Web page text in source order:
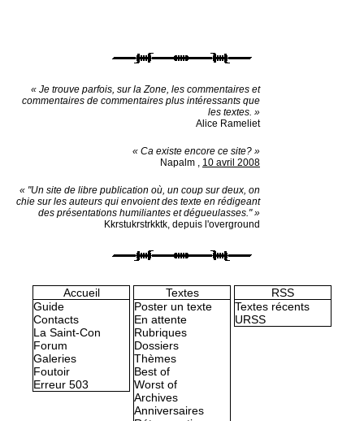
« Je trouve parfois, sur la Zone, les commentaires et
commentaires de commentaires plus intéressants que
les textes. »
Alice Rameliet
« Ca existe encore ce site? »
Napalm , 10 avril 2008
« "Un site de libre publication où, un coup sur deux, on
chie sur les auteurs qui envoient des texte en rédigeant
des présentations humiliantes et dégueulasses." »
Kkrstukrstrkktk, depuis l'overground
Accueil
Guide
Contacts
La Saint-Con
Forum
Galeries
Foutoir
Erreur 503
Textes
Poster un texte
En attente
Rubriques
Dossiers
Thèmes
Best of
Worst of
Archives
Anniversaires
RSS
Textes récents
URSS